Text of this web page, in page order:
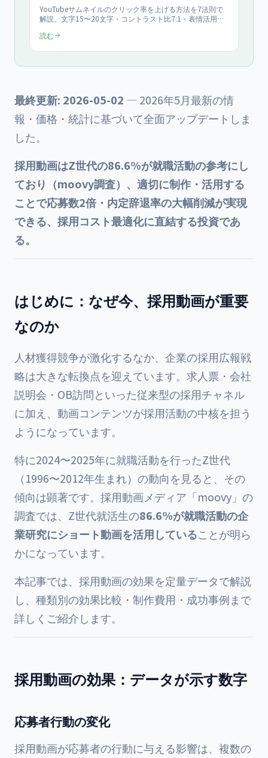
YouTubeサムネイルのクリック率を上げる方法を7法則で
解説。文字15〜20文字・コントラスト比7:1・表情活用で
A/Bテスト手順つきで、今日から作り直せる実践ガイド。
読む
最終更新: 2026-05-02 — 2026年5月最新の情
報・価格・統計に基づいて全面アップデートしま
した。
採用動画はZ世代の86.6%が就職活動の参考にし
ており（moovy調査）、適切に制作・活用する
ことで応募数2倍・内定辞退率の大幅削減が実現
できる、採用コスト最適化に直結する投資であ
る。
はじめに：なぜ今、採用動画が重要
なのか
人材獲得競争が激化するなか、企業の採用広報戦
略は大きな転換点を迎えています。求人票・会社
説明会・OB訪問といった従来型の採用チャネル
に加え、動画コンテンツが採用活動の中核を担う
ようになっています。
特に2024〜2025年に就職活動を行ったZ世代
（1996〜2012年生まれ）の動向を見ると、その
傾向は顕著です。採用動画メディア「moovy」の
調査では、Z世代就活生の86.6%が就職活動の企
業研究にショート動画を活用していることが明ら
かになっています。
本記事では、採用動画の効果を定量データで解説
し、種類別の効果比較・制作費用・成功事例まで
詳しくご紹介します。
採用動画の効果：データが示す数字
応募者行動の変化
採用動画が応募者の行動に与える影響は、複数の